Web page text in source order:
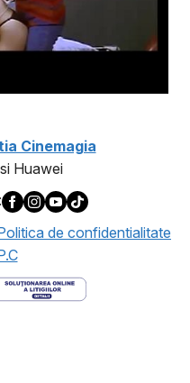
Cinemagia
Huawei
de confidentialitate